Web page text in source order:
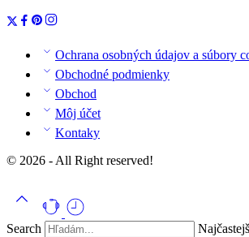
Ochrana osobných údajov a súbory
Obchodné podmienky
Obchod
Môj účet
Kontaky
© 2026 - All Right reserved!
Search